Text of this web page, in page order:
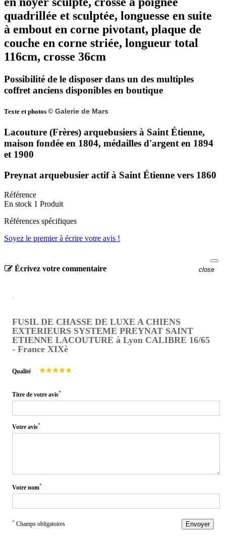
quadrillée et sculptée, longuesse en suite
à embout en corne pivotant, plaque de
couche en corne striée, longueur total
116cm, crosse 36cm
Possibilité de le disposer dans un des multiples
coffret anciens disponibles en boutique
Texte et photos © Galerie de Mars
Lacouture (Frères) arquebusiers à Saint Étienne,
maison fondée en 1804, médailles d'argent en 1894
et 1900
Preynat arquebusier actif à Saint Étienne vers 1860
Référence
En stock 1 Produit
Références spécifiques
Soyez le premier à écrire votre avis !
Écrivez votre commentaire close
FUSIL DE CHASSE DE LUXE A CHIENS
EXTERIEURS SYSTEME PREYNAT SAINT
ETIENNE LACOUTURE à Lyon CALIBRE 16/65
- France XIXè
Qualité
Titre de votre avis*
Votre avis*
Votre nom*
* Champs obligatoires Envoyer